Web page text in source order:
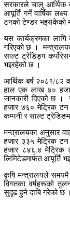
सरकारले चालु आर्थिक
आपूर्ति गर्ने वार्षिक
टनको टेण्डर भइसकेको
यस कार्यक्रमका
गरिएको छ ।
साल्ट ट्रेडिङ्ग
भइरहेको छ ।
आर्थिक बर्ष २०८१/८२
हाल एक लाख ४०
जानकारी दिएको छ
हजार ७६० मेट्रिक टन
कम्पनी र साल्ट
मन्त्रालयका अनुसार
हजार ३३५ मेट्रिक
हजार ८४६.४ मेट्रिक
लिमिटेडमार्फत आपूर्ति
कृषि मन्त्रालयले समयमै
विगतका वर्षहरूको
सुदृढ हुने दाबि गरेको छ ।